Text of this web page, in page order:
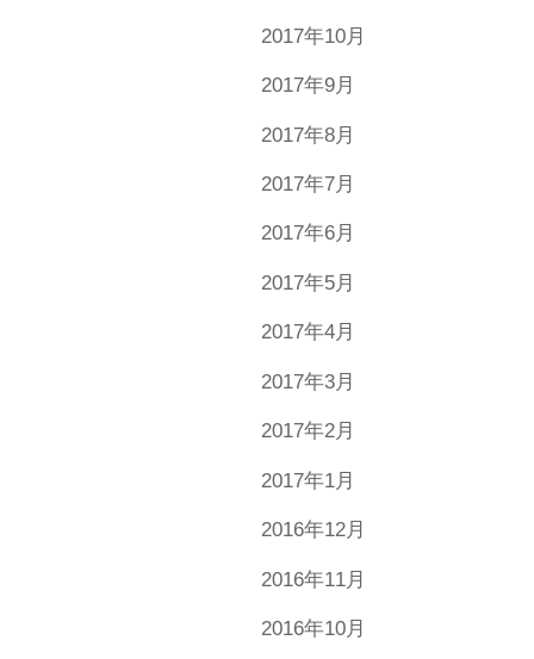
2017年10月
2017年9月
2017年8月
2017年7月
2017年6月
2017年5月
2017年4月
2017年3月
2017年2月
2017年1月
2016年12月
2016年11月
2016年10月